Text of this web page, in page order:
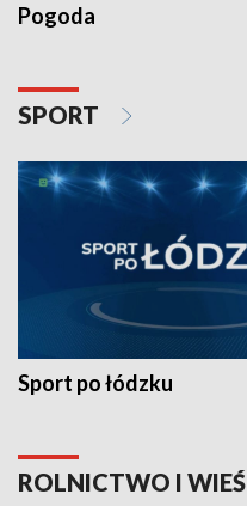
Pogoda
SPORT
Sport po łódzku
ROLNICTWO I WIEŚ